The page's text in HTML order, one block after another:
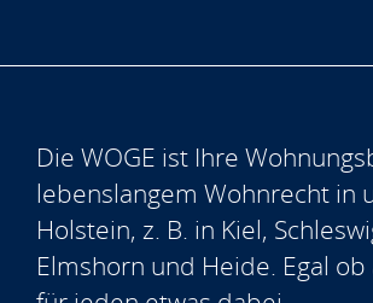
Die WOGE ist Ihre
lebenslangem Wohnrecht in
Holstein, z. B. in Kiel,
Elmshorn und Heide. Egal